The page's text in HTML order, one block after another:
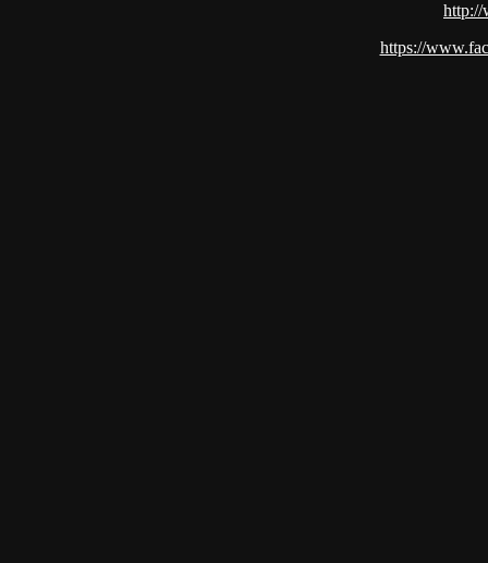
http://
https://